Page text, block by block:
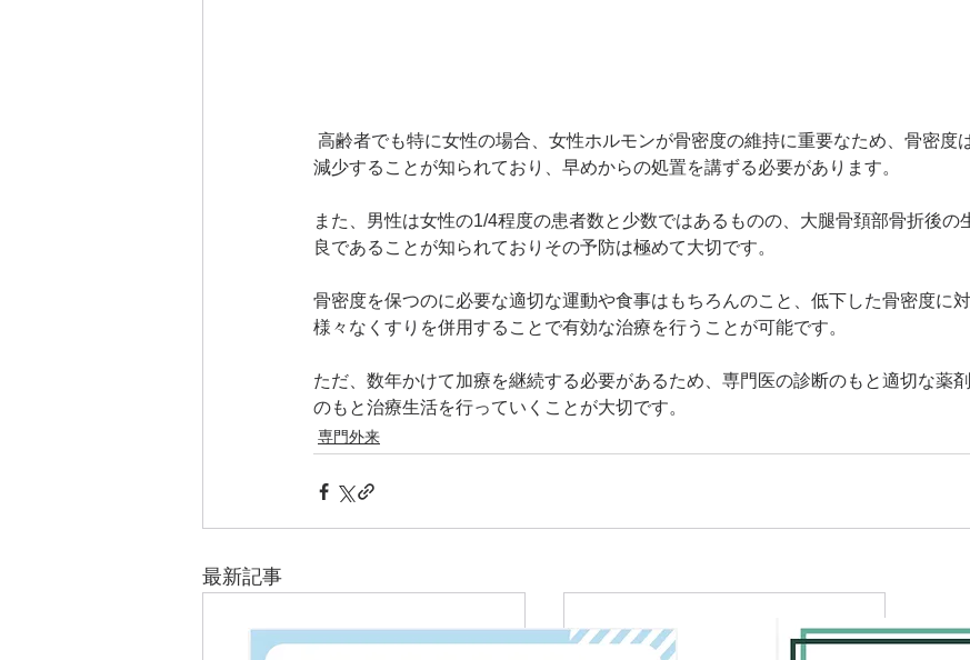
減少することが知られており、早めからの処置を講ずる必要があります。
また、男性は女性の1/4程度の患者数と少数ではあるものの、大腿骨頚部骨折後の
良であることが知られておりその予防は極めて大切です。
骨密度を保つのに必要な適切な運動や食事はもちろんのこと、低下した骨密度に
様々なくすりを併用することで有効な治療を行うことが可能です。
ただ、数年かけて加療を継続する必要があるため、専門医の診断のもと適切な薬
のもと治療生活を行っていくことが大切です。
専門外来
最新記事